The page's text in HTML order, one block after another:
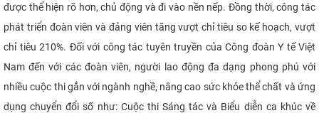
được thể hiện rõ hơn, chủ động và đi vào nền nếp. Đồng thời, công tác
phát triển đoàn viên và đảng viên tăng vượt chỉ tiêu so kế hoạch, vượt
chỉ tiêu 210%. Đối với công tác tuyên truyền của Công đoàn Y tế Việt
Nam đến với các đoàn viên, người lao động đa dạng phong phú với
nhiều cuộc thi gắn với ngành nghề, nâng cao sức khỏe thể chất và ứng
dụng chuyển đổi số như: Cuộc thi Sáng tác và Biểu diễn ca khúc về